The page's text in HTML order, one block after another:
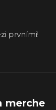
prvními!
merche